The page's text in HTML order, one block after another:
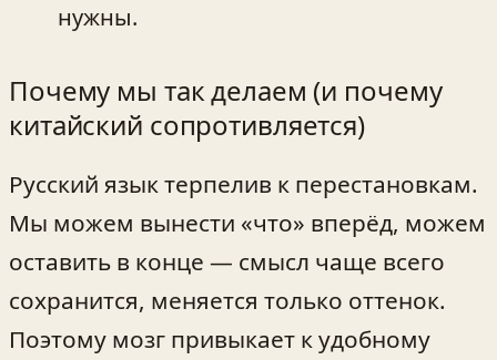
нужны.
Почему мы так делаем (и почему
китайский сопротивляется)
Русский язык терпелив к перестановкам.
Мы можем вынести «что» вперёд, можем
оставить в конце — смысл чаще всего
сохранится, меняется только оттенок.
Поэтому мозг привыкает к удобному